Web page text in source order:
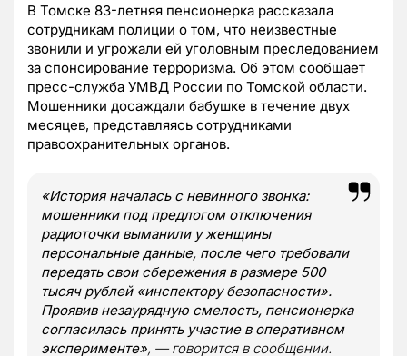
В Томске 83-летняя пенсионерка рассказала
сотрудникам полиции о том, что неизвестные
звонили и угрожали ей уголовным преследованием
за спонсирование терроризма. Об этом сообщает
пресс-служба УМВД России по Томской области.
Мошенники досаждали бабушке в течение двух
месяцев, представляясь сотрудниками
правоохранительных органов.
«История началась с невинного звонка:
мошенники под предлогом отключения
радиоточки выманили у женщины
персональные данные, после чего требовали
передать свои сбережения в размере 500
тысяч рублей «инспектору безопасности».
Проявив незаурядную смелость, пенсионерка
согласилась принять участие в оперативном
эксперименте», — говорится в сообщении.